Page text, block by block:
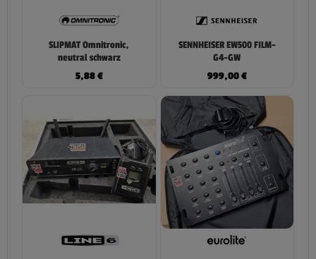
SLIPMAT Omnitronic,
neutral schwarz
5,88€
SENNHEISER EW500 FILM-
G4-GW
999,00€